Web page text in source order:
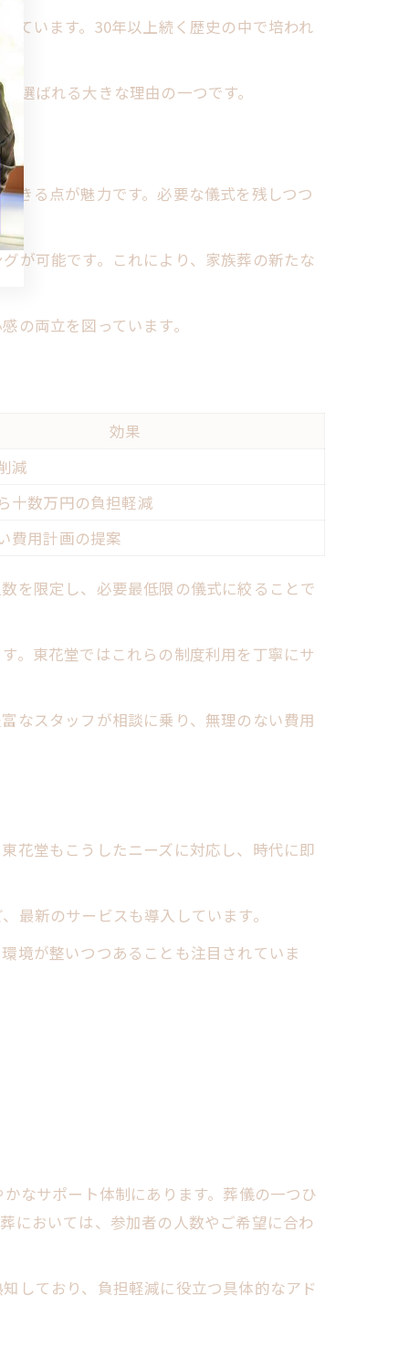
ています。30年以上続く歴史の中で培われ
選ばれる大きな理由の一つです。
きる点が魅力です。必要な儀式を残しつつ
が可能です。これにより、家族葬の新たな
の両立を図っています。
効果
減
十数万円の負担軽減
費用計画の提案
を限定し、必要最低限の儀式に絞ることで
。東花堂ではこれらの制度利用を丁寧にサ
なスタッフが相談に乗り、無理のない費用
花堂もこうしたニーズに対応し、時代に即
最新のサービスも導入しています。
境が整いつつあることも注目されていま
なサポート体制にあります。葬儀の一つひ
においては、参加者の人数やご希望に合わ
しており、負担軽減に役立つ具体的なアド